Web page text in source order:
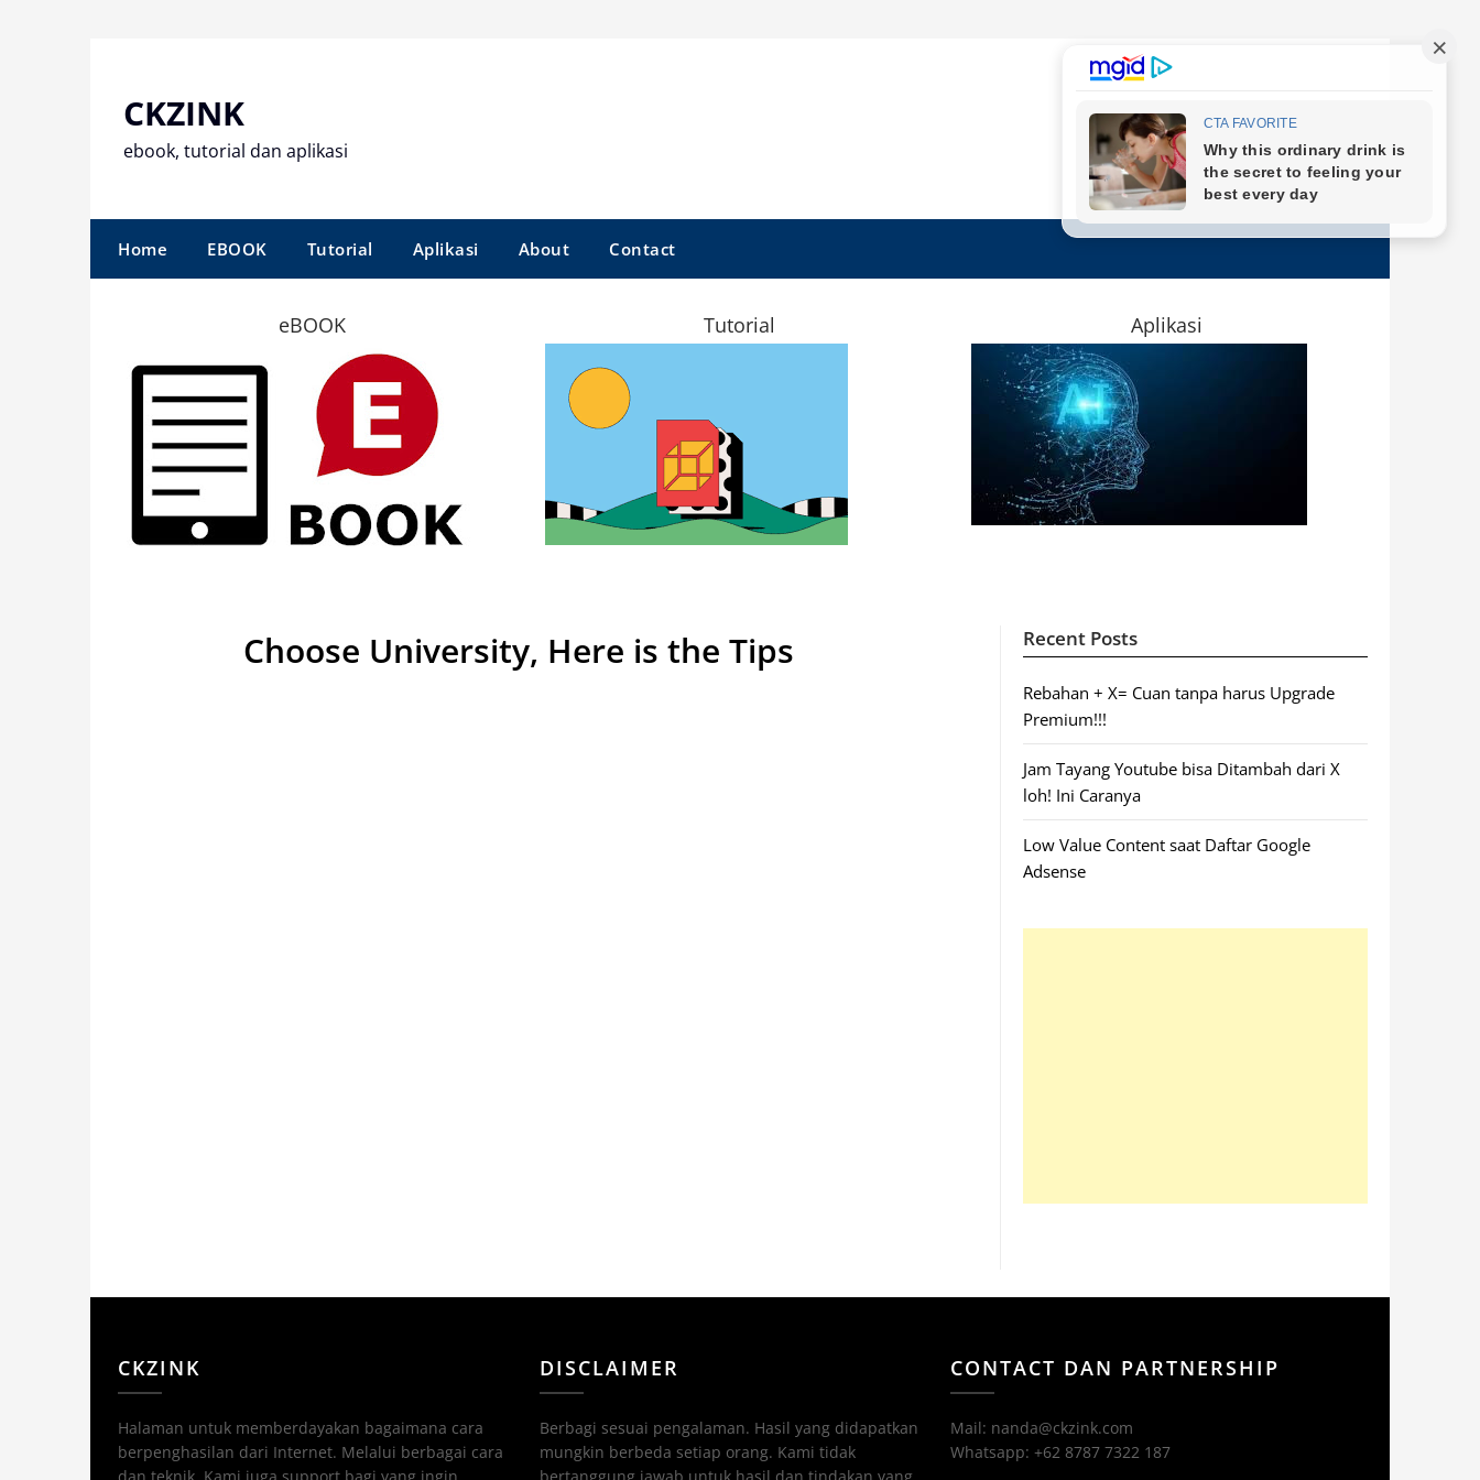
CKZINK
ebook, tutorial dan aplikasi
Home EBOOK Tutorial Aplikasi About Contact
eBOOK Tutorial Aplikasi
Choose University, Here is the Tips Recent Posts
Rebahan + X= Cuan tanpa harus Upgrade
Premium!!!
Jam Tayang Youtube bisa Ditambah dari X
loh! Ini Caranya
Low Value Content saat Daftar Google
Adsense
CKZINK
Halaman untuk memberdayakan bagaimana cara
berpenghasilan dari Internet. Melalui berbagai cara
DISCLAIMER
Berbagi sesuai pengalaman. Hasil yang didapatkan
mungkin berbeda setiap orang. Kami tidak
CONTACT DAN PARTNERSHIP
Mail: nanda@ckzink.com
Whatsapp: +62 8787 7322 187